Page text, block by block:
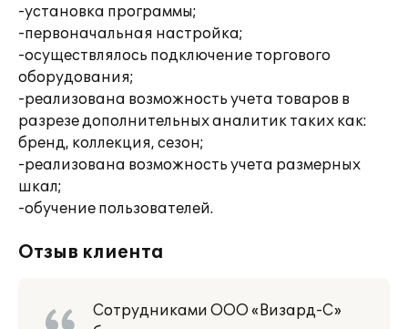
-установка программы;
-первоначальная настройка;
-осуществлялось подключение торгового
оборудования;
-реализована возможность учета товаров в
разрезе дополнительных аналитик таких как:
бренд, коллекция, сезон;
-реализована возможность учета размерных
шкал;
-обучение пользователей.
Отзыв клиента
Сотрудниками ООО «Визард-С»